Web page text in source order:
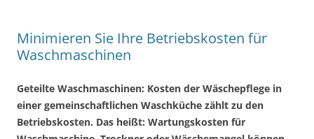
Minimieren Sie Ihre Betriebskosten für
Waschmaschinen
Geteilte Waschmaschinen: Kosten der Wäschepflege in
einer gemeinschaftlichen Waschküche zählt zu den
Betriebskosten. Das heißt: Wartungskosten für